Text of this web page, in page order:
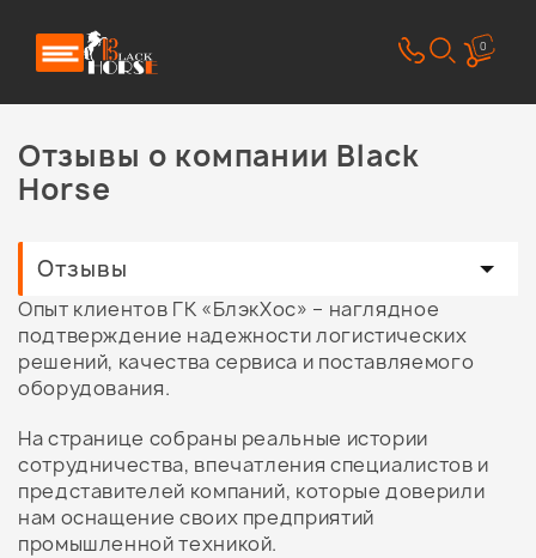
0
Отзывы о компании Black
Horse
Отзывы
Опыт клиентов ГК «БлэкХос» – наглядное
подтверждение надежности логистических
решений, качества сервиса и поставляемого
оборудования.
На странице собраны реальные истории
сотрудничества, впечатления специалистов и
представителей компаний, которые доверили
нам оснащение своих предприятий
промышленной техникой.